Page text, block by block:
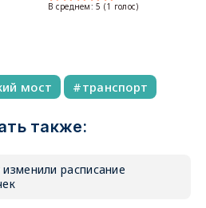
В среднем:5 (1 голос)
мост транспорт
также:
расписание